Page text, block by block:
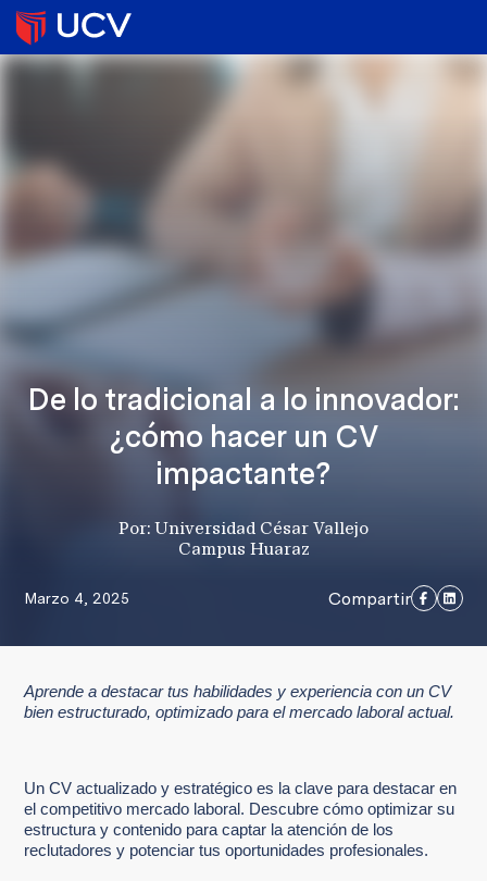
De lo tradicional a lo innovador:
¿cómo hacer un CV
impactante?
Por: Universidad César Vallejo
Campus Huaraz
Marzo 4, 2025 Compartir
Aprende a destacar tus habilidades y experiencia con un CV
bien estructurado, optimizado para el mercado laboral actual.
Un CV actualizado y estratégico es la clave para destacar en
el competitivo mercado laboral. Descubre cómo optimizar su
estructura y contenido para captar la atención de los
reclutadores y potenciar tus oportunidades profesionales.